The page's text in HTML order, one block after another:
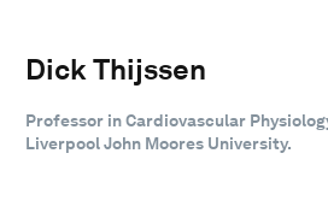
Dick Thijssen
Professor in Cardiovascular
Liverpool John Moores University.